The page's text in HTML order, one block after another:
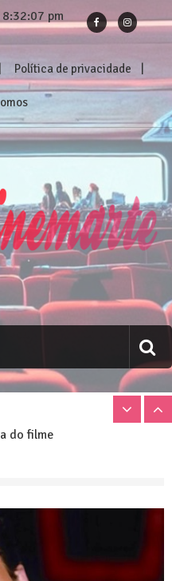
pm
Política de privacidade
– Crítica
do filme